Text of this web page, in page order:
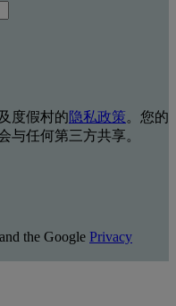
度假村的隐私政策。您的
与任何第三方共享。
the Google Privacy